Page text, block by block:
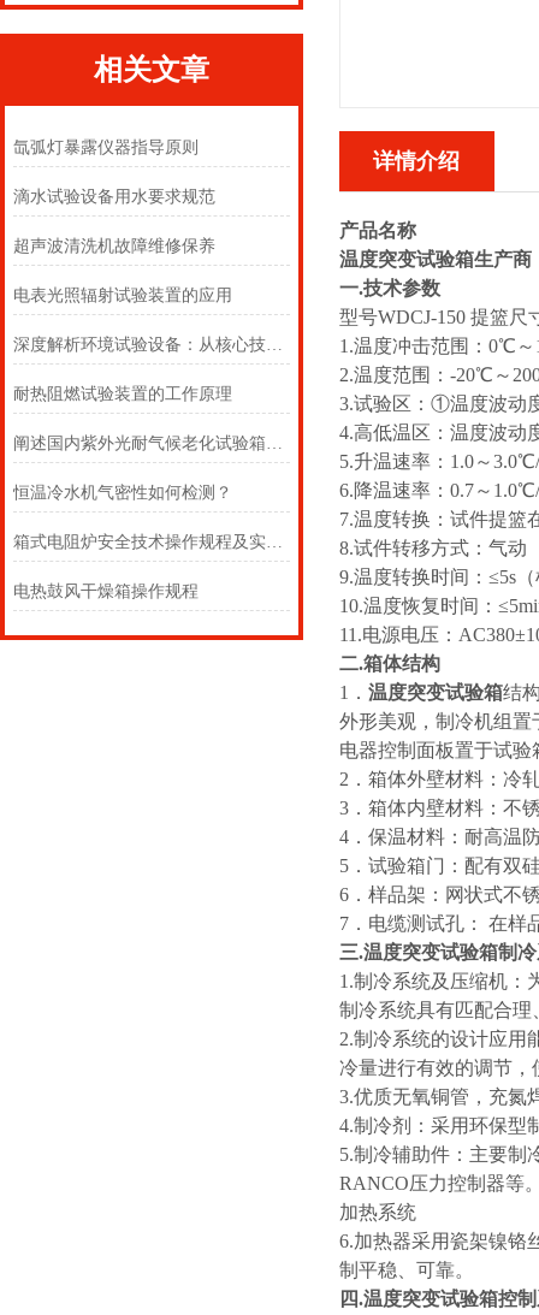
相关文章
氙弧灯暴露仪器指导原则
滴水试验设备用水要求规范
超声波清洗机故障维修保养
电表光照辐射试验装置的应用
深度解析环境试验设备：从核心技术到行业应用
耐热阻燃试验装置的工作原理
阐述国内紫外光耐气候老化试验箱与市场的分析
恒温冷水机气密性如何检测？
箱式电阻炉安全技术操作规程及实验步骤
电热鼓风干燥箱操作规程
详情介绍
产品名称
温度突变试验箱生产商
一.技术参数
型号WDCJ-150 提篮
1.温度冲击范围：0℃
2.温度范围：-20℃～
3.试验区：①温度波动
4.高低温区：温度波动
5.升温速率：1.0～
6.降温速率：0.7～
7.温度转换：试件提篮
8.试件转移方式：气动
9.温度转换时间：≤5s
10.温度恢复时间：
11.电源电压：
二.箱体结构
1． 温度突变试验箱结
外形美观，制冷机组
电器控制面板置于试
2．箱体外壁材料：冷
3．箱体内壁材料：不
4．保温材料：耐高温
5．试验箱门：配有双
6．样品架：网状式不
7．电缆测试孔： 在样
三.温度突变试验箱制
1.制冷系统及压缩机：
制冷系统具有匹配合
2.制冷系统的设计应用
冷量进行有效的调节
3.优质无氧铜管，充氮
4.制冷剂：采用环保型
5.制冷辅助件：主要制
RANCO压力控制器等
加热系统
6.加热器采用瓷架镍铬
制平稳、可靠。
四.温度突变试验箱控